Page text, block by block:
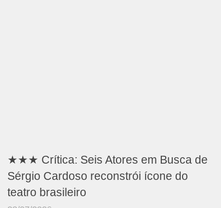
★★★ Crítica: Seis Atores em Busca de
Sérgio Cardoso reconstrói ícone do
teatro brasileiro